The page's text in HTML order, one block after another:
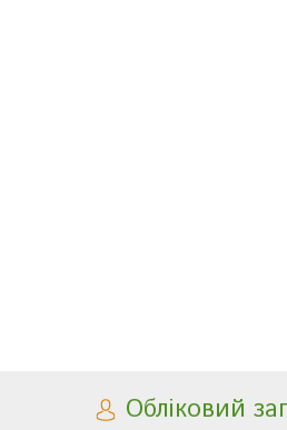
Обліковий